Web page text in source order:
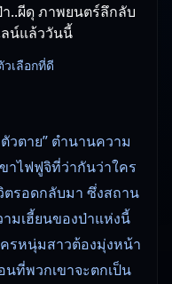
า..ผีดุ ภาพยนตร์ลึกลับ
น์แล้ววันนี้
เลือกที่ดี
วตาย” ตำนานความ
าไฟฟูจิที่ว่ากันว่าใคร
ตรอดกลับมา ซึ่งสถาน
มเฮี้ยนของป่าแห่งนี้
รหนุ่มสาวต้องมุ่งหน้า
ที่พวกเขาจะตกเป็น